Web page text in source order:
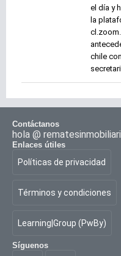
el día y
la
chile
Contáctanos
hola @
Enlaces útiles
Políticas de privacidad
Términos y condiciones
Learning|Group (PwBy)
Síguenos